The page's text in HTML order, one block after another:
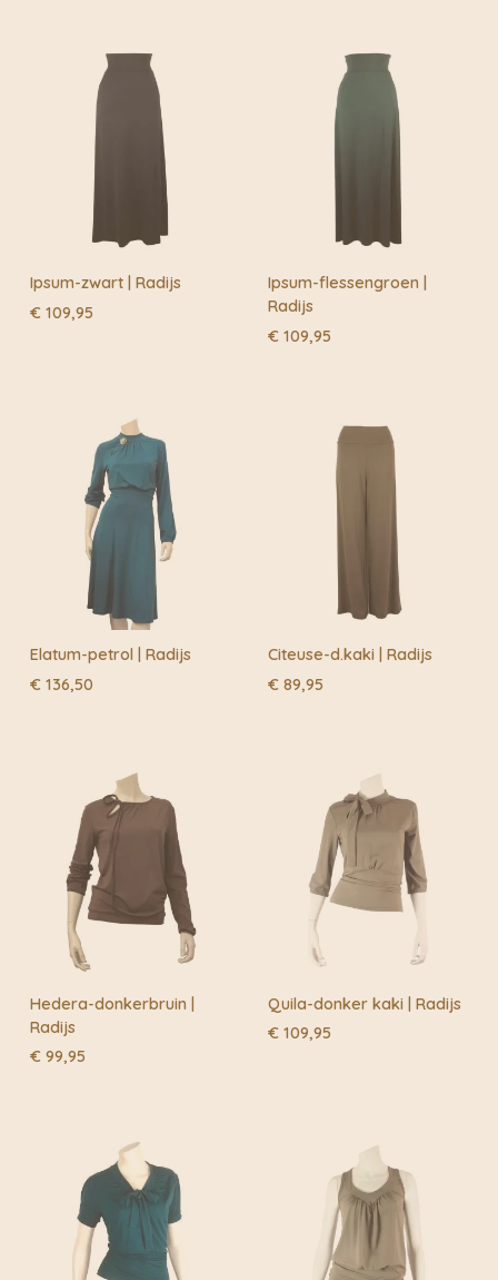
Ipsum-zwart | Radijs
€ 109,95
Ipsum-flessengroen |
Radijs
€ 109,95
Elatum-petrol | Radijs
€ 136,50
Citeuse-d.kaki | Radijs
€ 89,95
Hedera-donkerbruin |
Radijs
€ 99,95
Quila-donker kaki | Radijs
€ 109,95